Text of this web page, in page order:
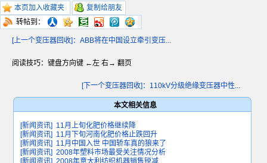
本页加入收藏夹
复制给朋友
转帖到：
[上一个变压器回收]：ABB将在中国设立牵引变压...
阅读技巧：键盘方向键 ←左 右→ 翻页
[下一个变压器回收]：110kV分级绝缘变压器中性...
本文相关信息
[新闻资讯] 11月上旬化肥价格继续降
[新闻资讯] 11月下旬河南化肥价格止跌回升
[新闻资讯] 11月中国入世 中国轿车真的狼来了
[新闻资讯] 2008年塑料市场最受关注情况分析
[新闻资讯] 2008年意大利纺织机器销售锐减